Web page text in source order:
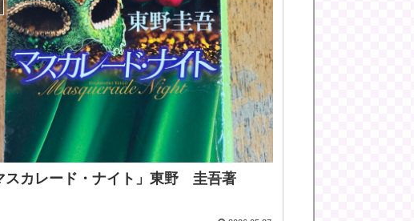
スカレード・ナイト」東野 圭吾著